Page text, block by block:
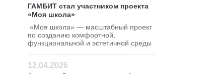
ГАМБИТ стал участником проекта
«Моя школа»
«Моя школа» — масштабный проект
по созданию комфортной,
функциональной и эстетичной среды
12.04.2026